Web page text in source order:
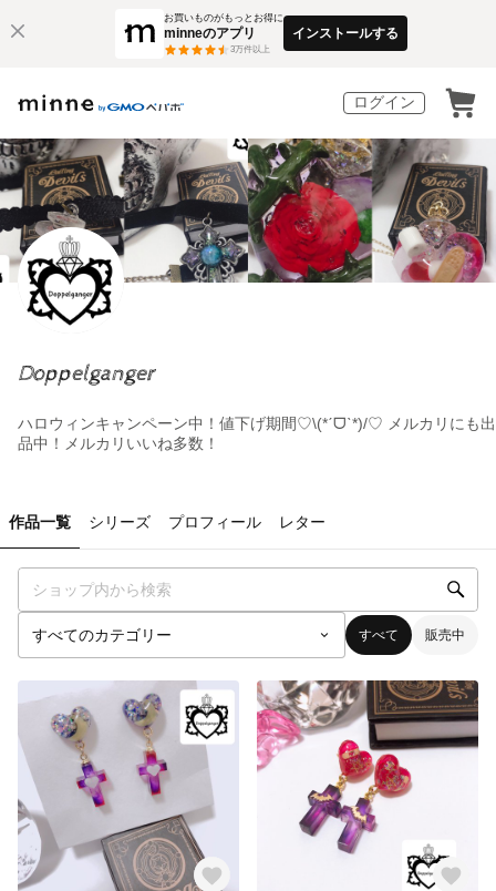
お買いものがもっとお得に
minneのアプリ
3万件以上
インストールする
ログイン
Doppelganger
ハロウィンキャンペーン中！値下げ期間♡\(*ˊᗜˋ*)/♡ メルカリにも出
品中！メルカリいいね多数！
作品一覧 シリーズ プロフィール レター
すべて 販売中